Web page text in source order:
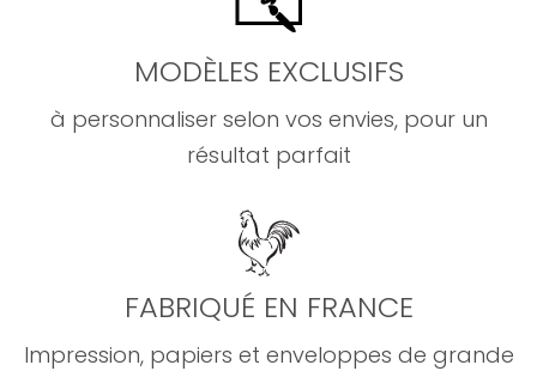
MODÈLES EXCLUSIFS
à personnaliser selon vos envies, pour un
résultat parfait
FABRIQUÉ EN FRANCE
Impression, papiers et enveloppes de grande